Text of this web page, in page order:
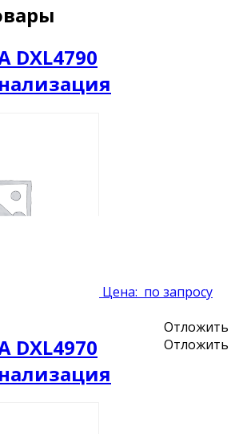
DXL4790
Цена: по запросу
Отложить
Отложить
DXL4970